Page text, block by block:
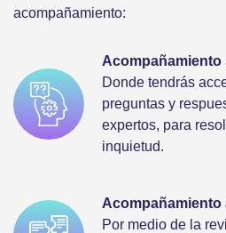
acompañamiento:
Donde tendrás
preguntas y
expertos, para
inquietud.
Por medio de la